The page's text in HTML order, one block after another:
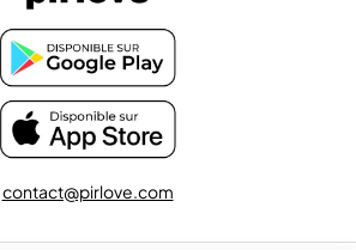
contact@pirlove.com